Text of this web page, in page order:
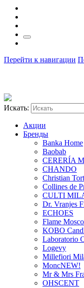
Перейти к навигации
Искать:
Акции
Бренды
Banka Home
Baobab
CERERÍA
CHANDO
Christian
Collines de
CULTI
Dr. Vranjes
ECHOES
Flame
KOBO
Laboratorio
Logevy
Millefiori
MoncNEW!
Mr & Mrs
OHSCENT